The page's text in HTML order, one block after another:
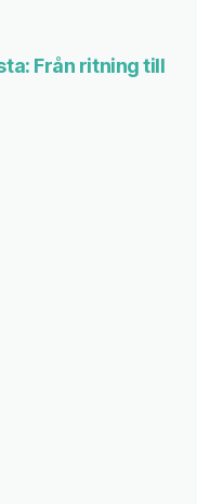
Från ritning till